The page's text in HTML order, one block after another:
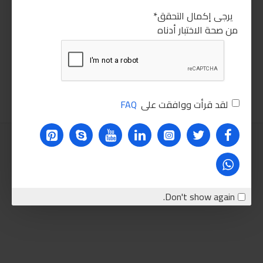
يرجى إكمال التحقق
من صحة الاختبار أدناه
لقد قرأت ووافقت على FAQ
Don't show again.
بكره لاصق شكرتون حراري قماش
اضافة للسلة
60.00LE
اضافة للسلة